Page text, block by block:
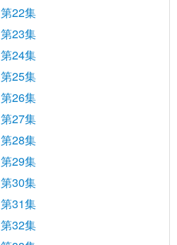
第22集
第23集
第24集
第25集
第26集
第27集
第28集
第29集
第30集
第31集
第32集